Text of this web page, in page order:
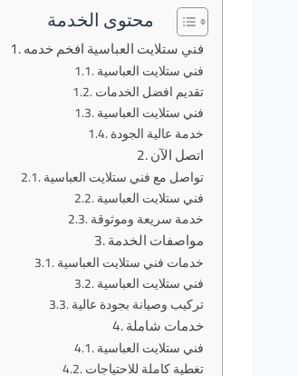
محتوى الخدمة
فني ستلايت العباسية افخم خدمه
فني ستلايت العباسية
تقديم افضل الخدمات
فني ستلايت العباسية
خدمة عالية الجودة
اتصل الآن
تواصل مع فني ستلايت العباسية
فني ستلايت العباسية
خدمة سريعة وموثوقة
مواصفات الخدمة
خدمات فني ستلايت العباسية
فني ستلايت العباسية
تركيب وصيانة بجودة عالية
خدمات شاملة
فني ستلايت العباسية
تغطية كاملة للاحتياجات